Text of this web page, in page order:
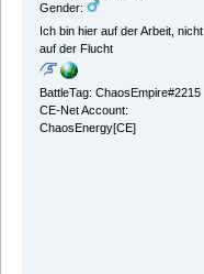
Gender:
Ich bin hier auf der Arbeit, nicht
auf der Flucht
BattleTag: ChaosEmpire#2215
CE-Net Account:
ChaosEnergy[CE]